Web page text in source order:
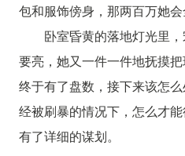
包和服饰傍身，那两百万她会
卧室昏黄的落地灯光里
要亮，她又一件一件地抚摸
终于有了盘数，接下来该怎
经被刷暴的情况下，怎么才
有了详细的谋划。